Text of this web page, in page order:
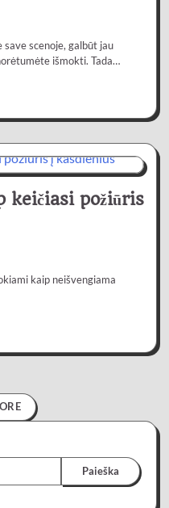
scenoje, galbūt jau
išmokti. Tada…
keičiasi požiūris
kaip neišvengiama
Paieška